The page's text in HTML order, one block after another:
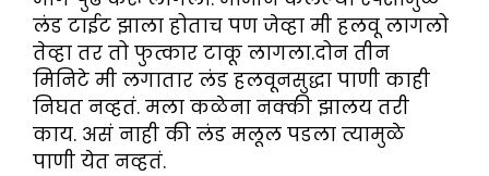
लंड टाईट झाला होताच पण जेव्हा मी हलवू लागलो
तेव्हा तर तो फुत्कार टाकू लागला.दोन तीन
मिनिटे मी लगातार लंड हलवूनसुद्धा पाणी काही
निघत नव्हतं. मला कळेना नक्की झालय तरी
काय. असं नाही की लंड मलूल पडला त्यामुळे
पाणी येत नव्हतं.